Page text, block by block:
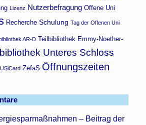
Lizenz Nutzerbefragung Offene Uni
Recherche Schulung Tag der Offenen Uni
AR-D Teilbibliothek Emmy-Noether-
Unteres Schloss
USiCard ZefaS Öffnungszeiten
– Beitrag der